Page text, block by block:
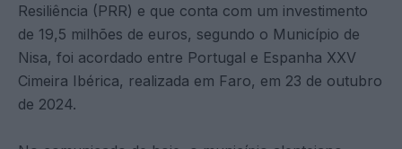
Resiliência (PRR) e que conta com um investimento
de 19,5 milhões de euros, segundo o Município de
Nisa, foi acordado entre Portugal e Espanha XXV
Cimeira Ibérica, realizada em Faro, em 23 de outubro
de 2024.